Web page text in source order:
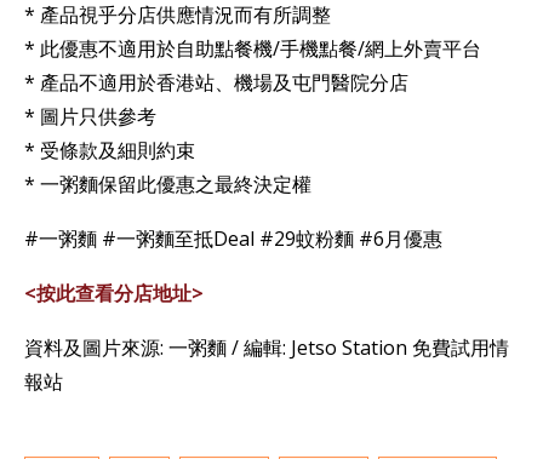
* 產品視乎分店供應情況而有所調整
* 此優惠不適用於自助點餐機/手機點餐/網上外賣平台
* 產品不適用於香港站、機場及屯門醫院分店
* 圖片只供參考
* 受條款及細則約束
* 一粥麵保留此優惠之最終決定權
#一粥麵 #一粥麵至抵Deal #29蚊粉麵 #6月優惠
<按此查看分店地址>
資料及圖片來源: 一粥麵 / 編輯: Jetso Station 免費試用情
報站